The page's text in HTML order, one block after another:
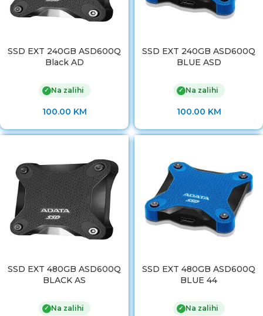
SSD EXT 240GB ASD600Q
Black AD
✓ Na zalihi
100.00 KM
SSD EXT 240GB ASD600Q
BLUE ASD
✓ Na zalihi
100.00 KM
SSD EXT 480GB ASD600Q
BLACK AS
✓ Na zalihi
SSD EXT 480GB ASD600Q
BLUE 44
✓ Na zalihi